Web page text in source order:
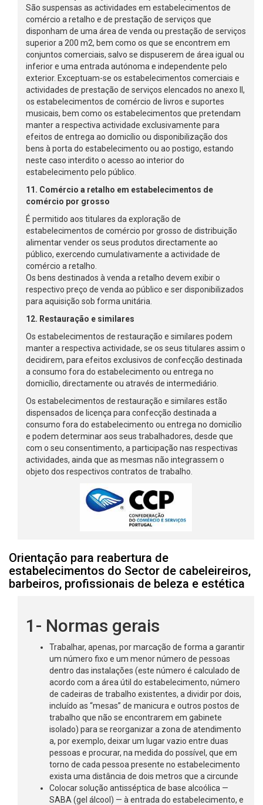
São suspensas as actividades em estabelecimentos de
comércio a retalho e de prestação de serviços que
disponham de uma área de venda ou prestação de serviços
superior a 200 m2, bem como os que se encontrem em
conjuntos comerciais, salvo se dispuserem de área igual ou
inferior e uma entrada autónoma e independente pelo
exterior. Exceptuam-se os estabelecimentos comerciais e
actividades de prestação de serviços elencados no anexo II,
os estabelecimentos de comércio de livros e suportes
musicais, bem como os estabelecimentos que pretendam
manter a respectiva actividade exclusivamente para
efeitos de entrega ao domicílio ou disponibilização dos
bens à porta do estabelecimento ou ao postigo, estando
neste caso interdito o acesso ao interior do
estabelecimento pelo público.
11. Comércio a retalho em estabelecimentos de
comércio por grosso
É permitido aos titulares da exploração de
estabelecimentos de comércio por grosso de distribuição
alimentar vender os seus produtos directamente ao
público, exercendo cumulativamente a actividade de
comércio a retalho.
Os bens destinados à venda a retalho devem exibir o
respectivo preço de venda ao público e ser disponibilizados
para aquisição sob forma unitária.
12. Restauração e similares
Os estabelecimentos de restauração e similares podem
manter a respectiva actividade, se os seus titulares assim o
decidirem, para efeitos exclusivos de confecção destinada
a consumo fora do estabelecimento ou entrega no
domicílio, directamente ou através de intermediário.
Os estabelecimentos de restauração e similares estão
dispensados de licença para confecção destinada a
consumo fora do estabelecimento ou entrega no domicílio
e podem determinar aos seus trabalhadores, desde que
com o seu consentimento, a participação nas respectivas
actividades, ainda que as mesmas não integrassem o
objeto dos respectivos contratos de trabalho.
Orientação para reabertura de
estabelecimentos do Sector de cabeleireiros,
barbeiros, profissionais de beleza e estética
1- Normas gerais
Trabalhar, apenas, por marcação de forma a garantir
um número fixo e um menor número de pessoas
dentro das instalações (este número é calculado de
acordo com a área útil do estabelecimento, número
de cadeiras de trabalho existentes, a dividir por dois,
incluído as “mesas” de manicura e outros postos de
trabalho que não se encontrarem em gabinete
isolado) para se reorganizar a zona de atendimento
a, por exemplo, deixar um lugar vazio entre duas
pessoas e procurar, na medida do possível, que em
torno de cada pessoa presente no estabelecimento
exista uma distância de dois metros que a circunde
Colocar solução antisséptica de base alcoólica —
SABA (gel álcool) — à entrada do estabelecimento, e